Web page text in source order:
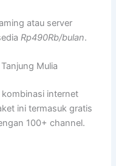
atau server
Rp490Rb/bulan.
Mulia
internet
ini termasuk gratis
100+ channel.